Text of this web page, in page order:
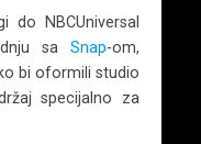
NBCUniversal
sa Snap-om,
bi oformili studio
specijalno za